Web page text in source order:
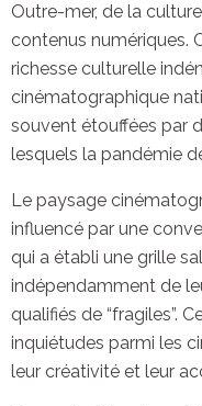
Outre-mer, de la
contenus numériques.
richesse culturelle
cinématographique
souvent étouffées par
lesquels la pandémie
Le paysage
influencé par une
qui a établi une grille
indépendamment de
qualifiés de “fragiles”.
inquiétudes parmi les
leur créativité et leur